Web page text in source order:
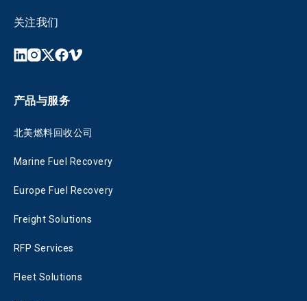
关注我们
产品与服务
北美燃料回收公司
Marine Fuel Recovery
Europe Fuel Recovery
Freight Solutions
RFP Services
Fleet Solutions